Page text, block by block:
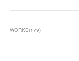
WORKS(179)